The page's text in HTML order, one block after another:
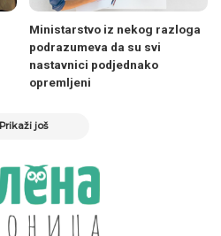
Ministarstvo iz nekog razloga
podrazumeva da su svi
nastavnici podjednako
opremljeni
Prikaži još